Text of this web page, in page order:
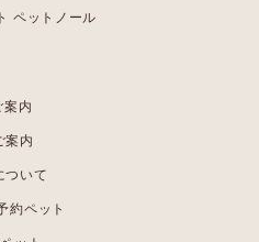
ペットノール
内
案内
ついて
約ペット